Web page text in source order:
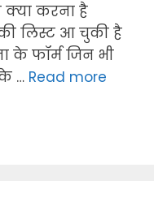
करना है
लिस्ट आ चुकी है
के फॉर्म जिन भी
… Read more